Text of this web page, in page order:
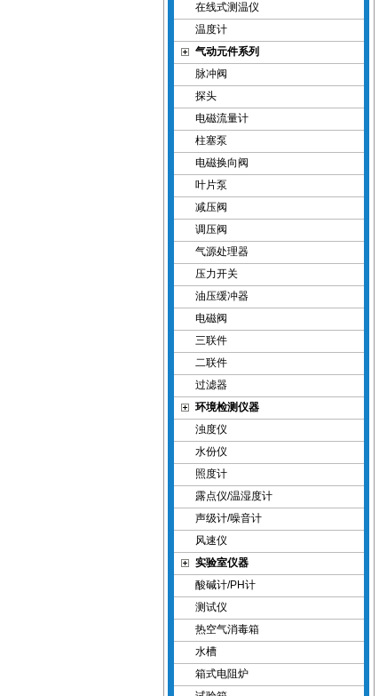
在线式测温仪
温度计
气动元件系列
脉冲阀
探头
电磁流量计
柱塞泵
电磁换向阀
叶片泵
减压阀
调压阀
气源处理器
压力开关
油压缓冲器
电磁阀
三联件
二联件
过滤器
环境检测仪器
浊度仪
水份仪
照度计
露点仪/温湿度计
声级计/噪音计
风速仪
实验室仪器
酸碱计/PH计
测试仪
热空气消毒箱
水槽
箱式电阻炉